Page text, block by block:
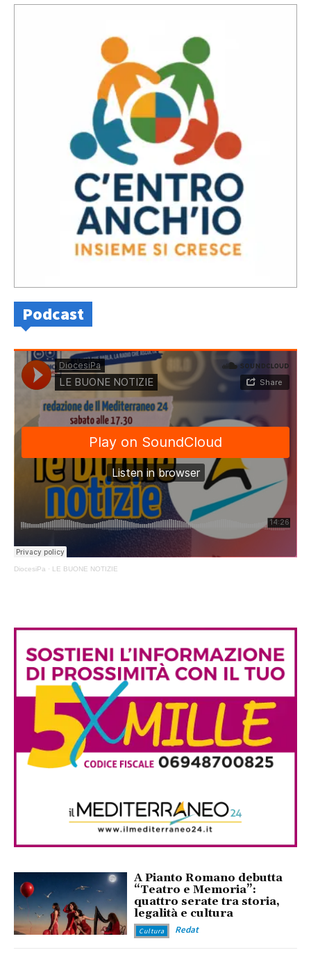
Podcast
DiocesiPa · LE BUONE NOTIZIE
A Pianto Romano debutta
“Teatro e Memoria”:
quattro serate tra storia,
legalità e cultura
Cultura Redat